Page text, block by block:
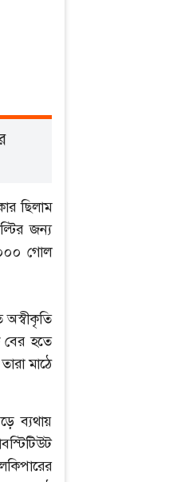
ছিলাম
জন্য
গোল
অস্বীকৃতি
বের হতে
মাঠে
ব্যথায়